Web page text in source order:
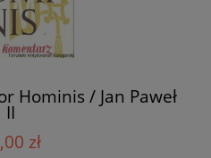
Hominis / Jan Paweł
II
zł